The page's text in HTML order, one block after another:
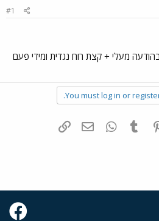
#1
מעלי + קצת רוח נגדית ומידי פעם
You must log in or
Pinterest
Tumblr
WhatsAppדואר אלקטרוני